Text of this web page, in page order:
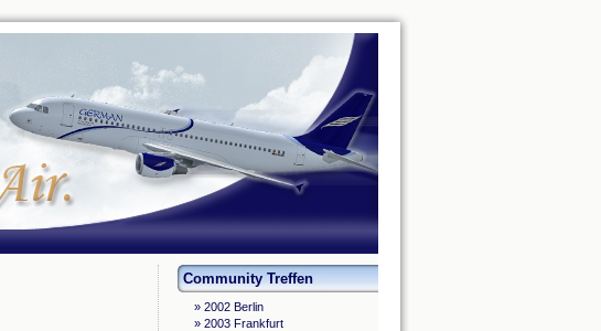
Community Treffen
» 2002 Berlin
» 2003 Frankfurt